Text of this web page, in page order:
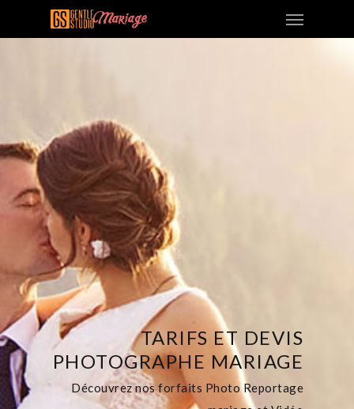
TARIFS ET DEVIS
PHOTOGRAPHE MARIAGE
Découvrez nos forfaits Photo Reportage